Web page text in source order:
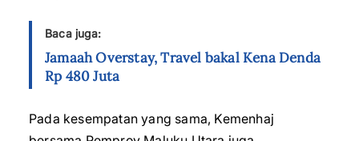
Baca juga:
Jamaah Overstay, Travel bakal Kena Denda
Rp 480 Juta
Pada kesempatan yang sama, Kemenhaj